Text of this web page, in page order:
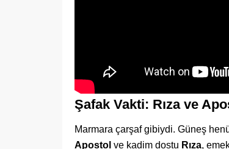
Şafak Vakti: Rıza ve
Marmara çarşaf gibiydi. Güneş
Apostol ve kadim dostu Rıza,